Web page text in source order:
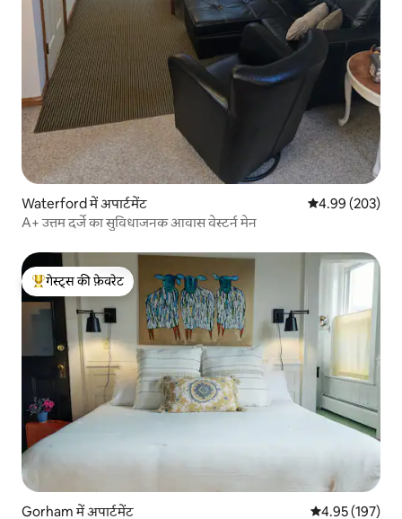
Waterford में अपार्टमेंट औसत रेटिंग 5 में से
4.99 (203)
A+ उत्तम दर्जे का सुविधाजनक आवास वेस्टर्न मेन
गेस्ट्स का टॉप फ़ेवरेट
गेस्ट्स की फ़ेवरेट
Gorham में अपार्टमेंट औसत रेटिंग 5 में से
4.95 (197)